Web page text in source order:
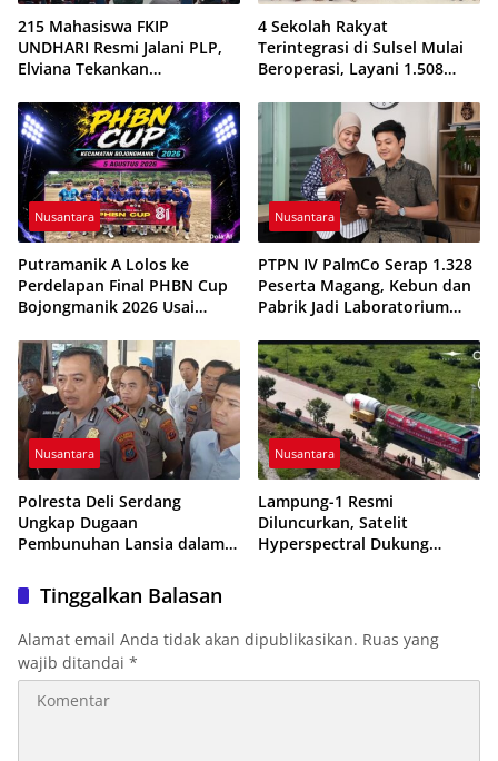
215 Mahasiswa FKIP
UNDHARI Resmi Jalani PLP,
Elviana Tekankan
dan Profesionalisme Calon
Guru
4 Sekolah Rakyat
Terintegrasi di Sulsel Mulai
Beroperasi, Layani 1.508
2026/2027
Nusantara
Putramanik A Lolos ke
Perdelapan Final PHBN Cup
Bojongmanik 2026 Usai
Nusantara
PTPN IV PalmCo Serap 1.328
Peserta Magang, Kebun dan
Pabrik Jadi Laboratorium
Muda
Nusantara
Polresta Deli Serdang
Ungkap Dugaan
Pembunuhan Lansia dalam
Ditangkap Saat Hendak
Kabur
Nusantara
Lampung-1 Resmi
Diluncurkan, Satelit
Hyperspectral Dukung
Tinggalkan Balasan
Alamat email Anda tidak akan dipublikasikan. Ruas yang
wajib ditandai *